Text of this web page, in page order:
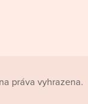
práva vyhrazena.